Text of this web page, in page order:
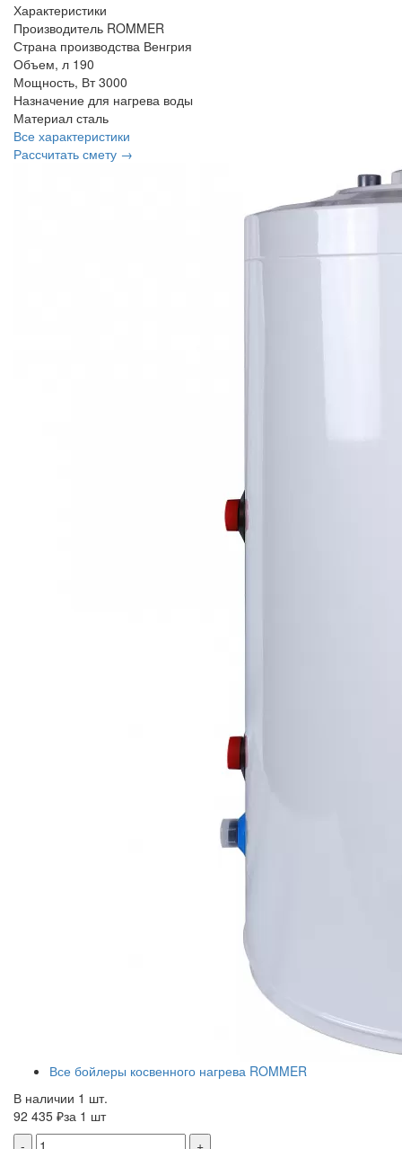
Характеристики
Производитель ROMMER
Страна производства Венгрия
Объем, л 190
Мощность, Вт 3000
Назначение для нагрева воды
Материал сталь
Все характеристики
Рассчитать смету →
Все бойлеры косвенного нагрева ROMMER
В наличии 1 шт.
92 435 ₽за 1 шт